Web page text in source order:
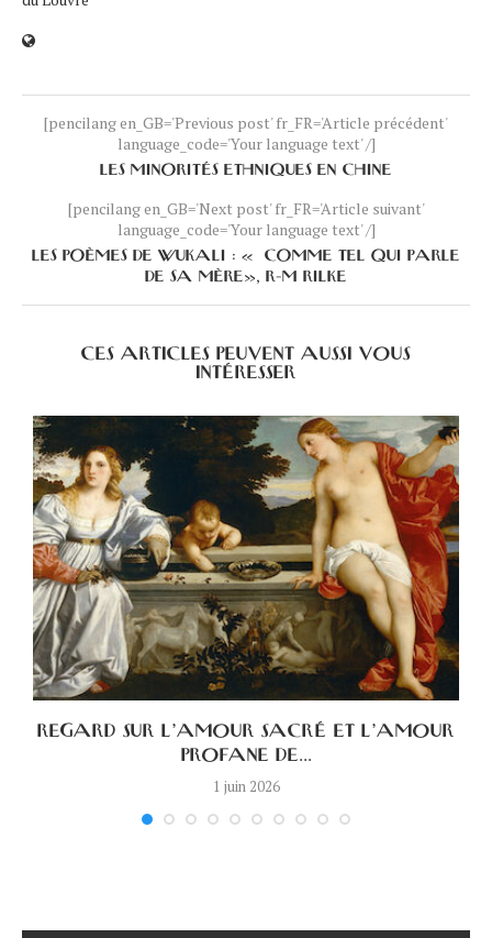
[pencilang en_GB='Previous post' fr_FR='Article précédent'
language_code='Your language text' /]
LES MINORITÉS ETHNIQUES EN CHINE
[pencilang en_GB='Next post' fr_FR='Article suivant'
language_code='Your language text' /]
LES POÈMES DE WUKALI : « COMME TEL QUI PARLE
DE SA MÈRE», R-M RILKE
CES ARTICLES PEUVENT AUSSI VOUS
INTÉRESSER
REGARD SUR L’AMOUR SACRÉ ET L’AMOUR
PROFANE DE...
1 juin 2026